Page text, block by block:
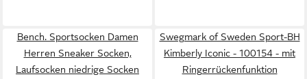
Bench. Sportsocken Damen
Herren Sneaker Socken,
Laufsocken niedrige Socken
Swegmark of Sweden Sport-BH
Kimberly Iconic - 100154 - mit
Ringerrückenfunktion